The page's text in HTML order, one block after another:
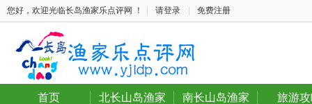
您好，欢迎光临长岛渔家乐点评网 ！ 请登录 免费注册
首页 北长山岛渔家 南长山岛渔家 旅游